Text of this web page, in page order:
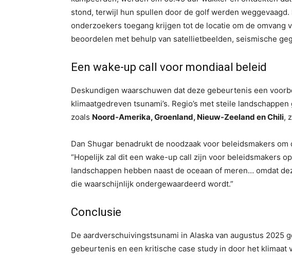
stond, terwijl hun spullen door de golf werden weggevaagd.
onderzoekers toegang krijgen tot de locatie om de omvang
beoordelen met behulp van satellietbeelden, seismische
Een wake-up call voor mondiaal beleid
Deskundigen waarschuwen dat deze gebeurtenis een
klimaatgedreven tsunami’s. Regio’s met steile
zoals Noord-Amerika, Groenland, Nieuw-Zeeland en Chili,
Dan Shugar benadrukt de noodzaak voor beleidsmakers
“Hopelijk zal dit een wake-up call zijn voor beleidsmakers
landschappen hebben naast de oceaan of meren… omdat
die waarschijnlijk ondergewaardeerd wordt.”
Conclusie
De aardverschuivingstsunami in Alaska van augustus 2025
gebeurtenis en een kritische case study in door het klimaat